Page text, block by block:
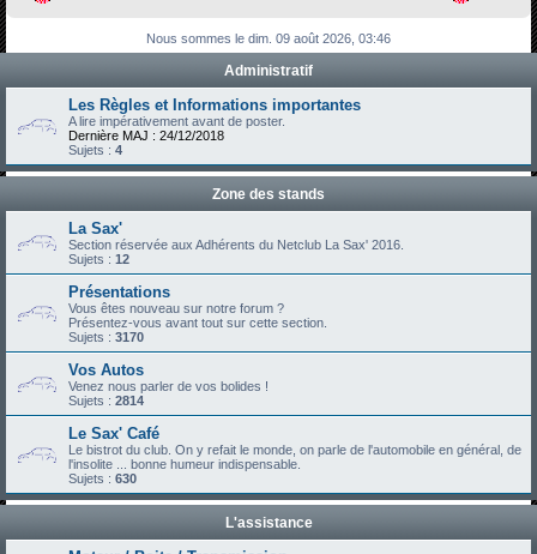
Nous sommes le dim. 09 août 2026, 03:46
Administratif
Les Règles et Informations importantes
A lire impérativement avant de poster.
Dernière MAJ : 24/12/2018
Sujets : 4
Zone des stands
La Sax'
Section réservée aux Adhérents du Netclub La Sax' 2016.
Sujets : 12
Présentations
Vous êtes nouveau sur notre forum ?
Présentez-vous avant tout sur cette section.
Sujets : 3170
Vos Autos
Venez nous parler de vos bolides !
Sujets : 2814
Le Sax' Café
Le bistrot du club. On y refait le monde, on parle de l'automobile en général, de
l'insolite ... bonne humeur indispensable.
Sujets : 630
L'assistance